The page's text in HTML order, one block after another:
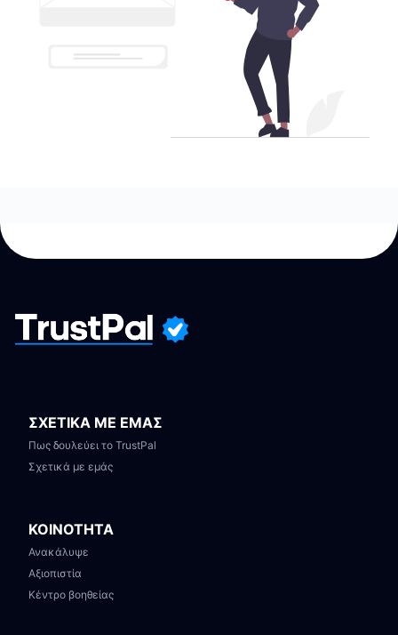
ΣΧΕΤΙΚΑ ΜΕ ΕΜΑΣ
Πως δουλεύει το TrustPal
Σχετικά με εμάς
ΚΟΙΝΟΤΗΤΑ
Ανακάλυψε
Αξιοπιστία
Κέντρο βοηθείας